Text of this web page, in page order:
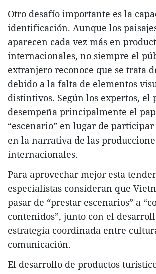
Otro desafío importante es la
identificación. Aunque los
aparecen cada vez más en
internacionales, no siempre el
extranjero reconoce que se trata
debido a la falta de elementos
distintivos. Según los expertos, el
desempeña principalmente el
“escenario” en lugar de
en la narrativa de las
internacionales.
Para aprovechar mejor esta
especialistas consideran que
pasar de “prestar escenarios” a
contenidos”, junto con el
estrategia coordinada entre
comunicación.
El desarrollo de productos